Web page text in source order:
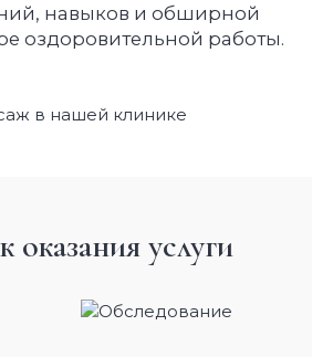
навыков и обширной
оздоровительной работы.
оказания услуги